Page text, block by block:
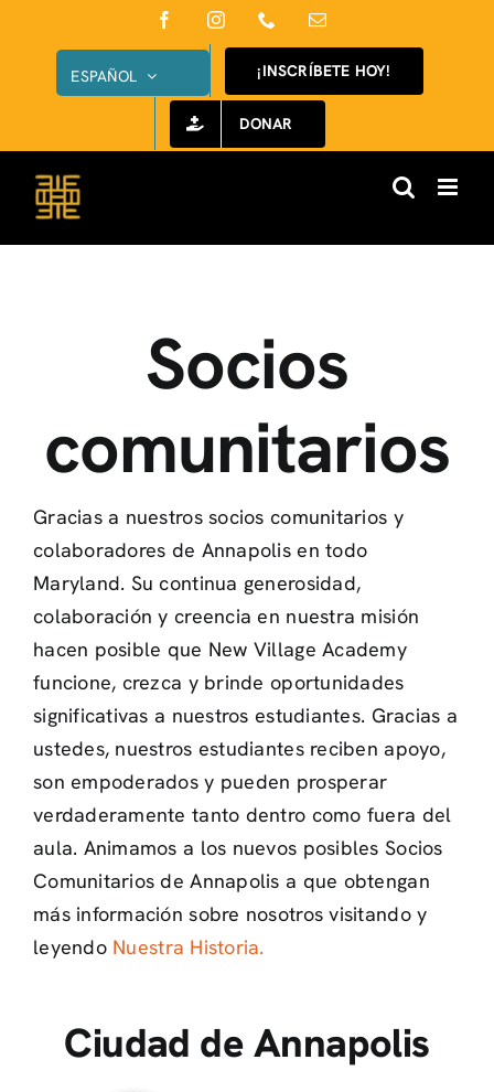
contenido
FacebookInstagramTeléfonoCorreo
ESPAÑOL ¡INSCRÍBETE HOY!
DONAR
Socios
comunitarios
Gracias a nuestros socios comunitarios y
colaboradores de Annapolis en todo
Maryland. Su continua generosidad,
colaboración y creencia en nuestra misión
hacen posible que New Village Academy
funcione, crezca y brinde oportunidades
significativas a nuestros estudiantes. Gracias a
ustedes, nuestros estudiantes reciben apoyo,
son empoderados y pueden prosperar
verdaderamente tanto dentro como fuera del
aula. Animamos a los nuevos posibles Socios
Comunitarios de Annapolis a que obtengan
más información sobre nosotros visitando y
leyendo Nuestra Historia.
Ciudad de Annapolis